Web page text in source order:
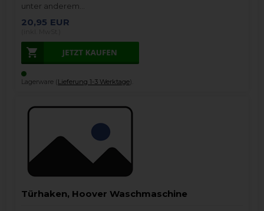
unter anderem…
20,95 EUR
Lagerware (Lieferung 1-3 Werktage).
Türhaken, Hoover Waschmaschine